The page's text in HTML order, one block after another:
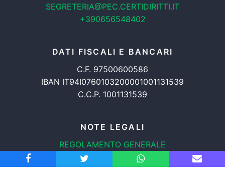
SEGRETERIA@PEC.CERTIDIRITTI.IT
+390656548402
DATI FISCALI E BANCARI
C.F. 97500600586
IBAN IT94I0760103200001001131539
C.C.P. 1001131539
NOTE LEGALI
REGOLAMENTO GENERALE
PROTEZIONE DATI
INFORMATIVA COOKIES